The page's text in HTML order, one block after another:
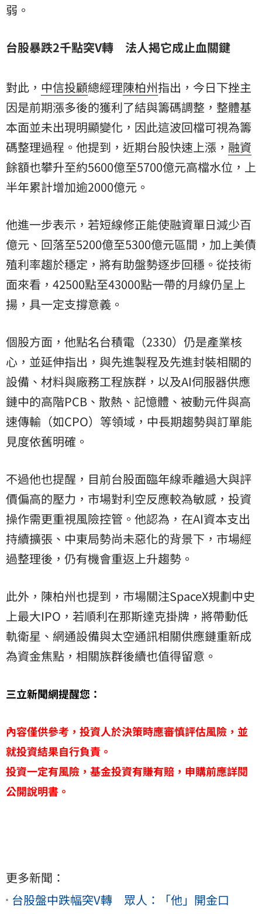
弱。
台股暴跌2千點突V轉 法人揭它成止血關鍵
對此， 中信投顧總經理陳柏州指出，今日下挫主
因是前期漲多後的獲利了結與籌碼調整，整體基
本面並未出現明顯變化，因此這波回檔可視為籌
碼整理過程。他提到，近期台股快速上漲， 融資
餘額也攀升至約5600億至5700億元高檔水位，上
半年累計增加逾2000億元。
他進一步表示，若短線修正能使融資單日減少百
億元、回落至5200億至5300億元區間，加上美債
殖利率趨於穩定，將有助盤勢逐步回穩。從技術
面來看，42500點至43000點一帶的月線仍呈上
揚，具一定支撐意義。
個股方面，他點名台積電（2330）仍是產業核
心，並延伸指出，與先進製程及先進封裝相關的
設備、材料與廠務工程族群，以及AI伺服器供應
鏈中的高階PCB、散熱、記憶體、被動元件與高
速傳輸（如CPO）等領域，中長期趨勢與訂單能
見度依舊明確。
不過他也提醒，目前台股面臨年線乖離過大與評
價偏高的壓力，市場對利空反應較為敏感，投資
操作需更重視風險控管。他認為，在AI資本支出
持續擴張、中東局勢尚未惡化的背景下，市場經
過整理後，仍有機會重返上升趨勢。
此外，陳柏州也提到，市場關注SpaceX規劃中史
上最大IPO，若順利在那斯達克掛牌，將帶動低
軌衛星、網通設備與太空通訊相關供應鏈重新成
為資金焦點，相關族群後續也值得留意。
三立新聞網提醒您：
內容僅供參考，投資人於決策時應審慎評估風險，並
就投資結果自行負責。
投資一定有風險，基金投資有賺有賠，申購前應詳閱
公開說明書。
更多新聞：
台股盤中跌幅突V轉 眾人：「他」開金口